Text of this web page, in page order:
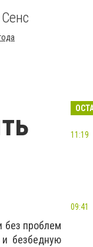
без проблем
безбедную
11:19
09:41